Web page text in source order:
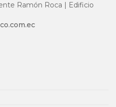
Ramón Roca | Edificio